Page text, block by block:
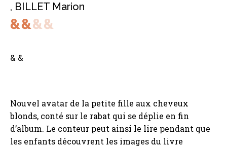
, BILLET Marion
& &
Nouvel avatar de la petite fille aux cheveux
blonds, conté sur le rabat qui se déplie en fin
d’album. Le conteur peut ainsi le lire pendant que
les enfants découvrent les images du livre